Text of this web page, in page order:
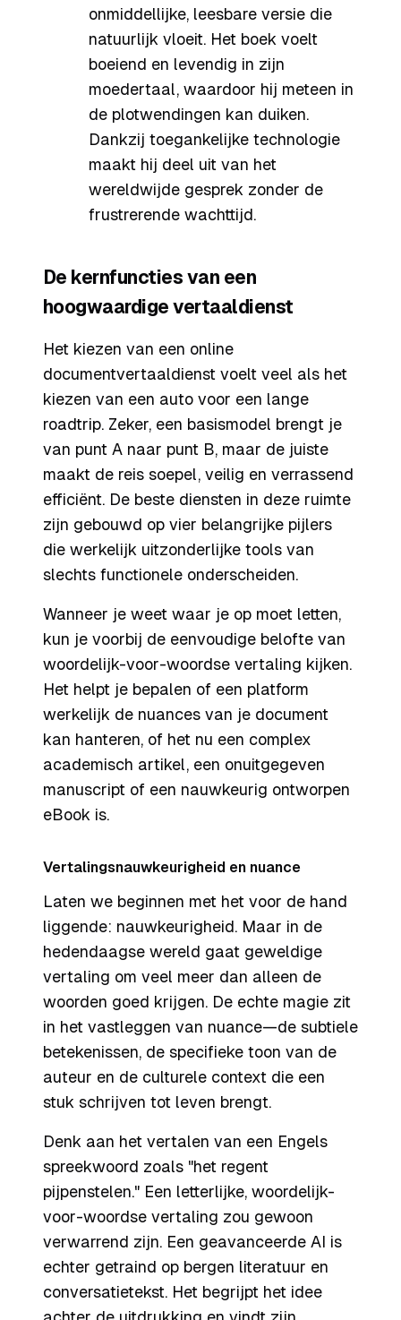
onmiddellijke, leesbare versie die
natuurlijk vloeit. Het boek voelt
boeiend en levendig in zijn
moedertaal, waardoor hij meteen in
de plotwendingen kan duiken.
Dankzij toegankelijke technologie
maakt hij deel uit van het
wereldwijde gesprek zonder de
frustrerende wachttijd.
De kernfuncties van een
hoogwaardige vertaaldienst
Het kiezen van een online
documentvertaaldienst voelt veel als het
kiezen van een auto voor een lange
roadtrip. Zeker, een basismodel brengt je
van punt A naar punt B, maar de juiste
maakt de reis soepel, veilig en verrassend
efficiënt. De beste diensten in deze ruimte
zijn gebouwd op vier belangrijke pijlers
die werkelijk uitzonderlijke tools van
slechts functionele onderscheiden.
Wanneer je weet waar je op moet letten,
kun je voorbij de eenvoudige belofte van
woordelijk-voor-woordse vertaling kijken.
Het helpt je bepalen of een platform
werkelijk de nuances van je document
kan hanteren, of het nu een complex
academisch artikel, een onuitgegeven
manuscript of een nauwkeurig ontworpen
eBook is.
Vertalingsnauwkeurigheid en nuance
Laten we beginnen met het voor de hand
liggende: nauwkeurigheid. Maar in de
hedendaagse wereld gaat geweldige
vertaling om veel meer dan alleen de
woorden goed krijgen. De echte magie zit
in het vastleggen van nuance—de subtiele
betekenissen, de specifieke toon van de
auteur en de culturele context die een
stuk schrijven tot leven brengt.
Denk aan het vertalen van een Engels
spreekwoord zoals "het regent
pijpenstelen." Een letterlijke, woordelijk-
voor-woordse vertaling zou gewoon
verwarrend zijn. Een geavanceerde AI is
echter getraind op bergen literatuur en
conversatietekst. Het begrijpt het idee